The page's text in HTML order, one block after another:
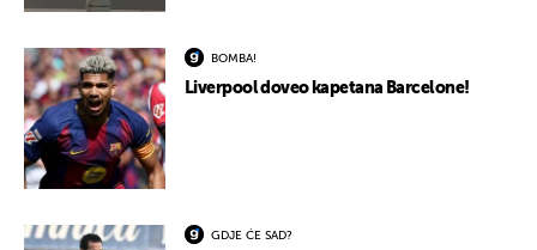
BOMBA!
Liverpool doveo kapetana Barcelone!
GDJE ĆE SAD?